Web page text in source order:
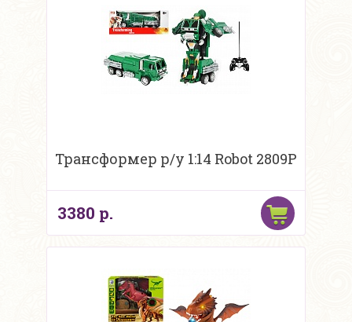
Трансформер р/у 1:14 Robot 2809P
3380 р.